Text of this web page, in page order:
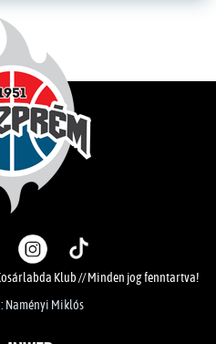
Klub // Minden jog fenntartva!
Naményi Miklós